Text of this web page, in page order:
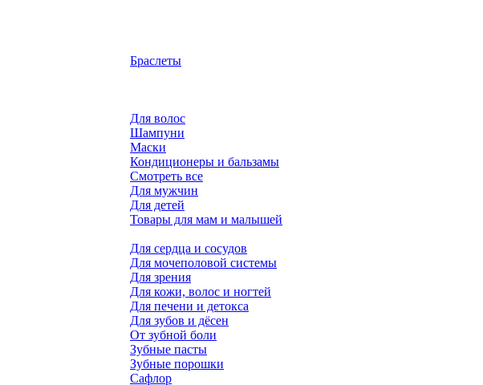
Браслеты
Для волос
Шампуни
Маски
Кондиционеры и бальзамы
Смотреть все
Для мужчин
Для детей
Товары для мам и малышей
Для сердца и сосудов
Для мочеполовой системы
Для зрения
Для кожи, волос и ногтей
Для печени и детокса
Для зубов и дёсен
От зубной боли
Зубные пасты
Зубные порошки
Сафлор